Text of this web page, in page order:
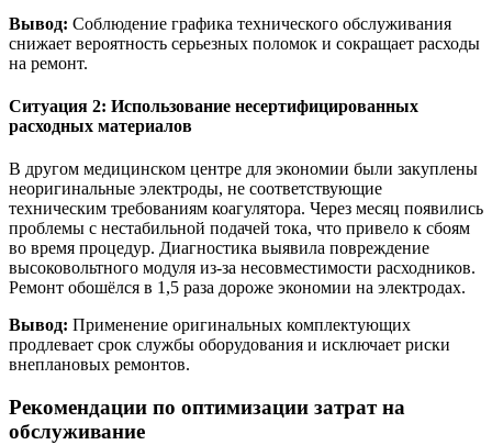
Вывод: Соблюдение графика технического обслуживания
снижает вероятность серьезных поломок и сокращает расходы
на ремонт.
Ситуация 2: Использование несертифицированных
расходных материалов
В другом медицинском центре для экономии были закуплены
неоригинальные электроды, не соответствующие
техническим требованиям коагулятора. Через месяц появились
проблемы с нестабильной подачей тока, что привело к сбоям
во время процедур. Диагностика выявила повреждение
высоковольтного модуля из-за несовместимости расходников.
Ремонт обошёлся в 1,5 раза дороже экономии на электродах.
Вывод: Применение оригинальных комплектующих
продлевает срок службы оборудования и исключает риски
внеплановых ремонтов.
Рекомендации по оптимизации затрат на
обслуживание